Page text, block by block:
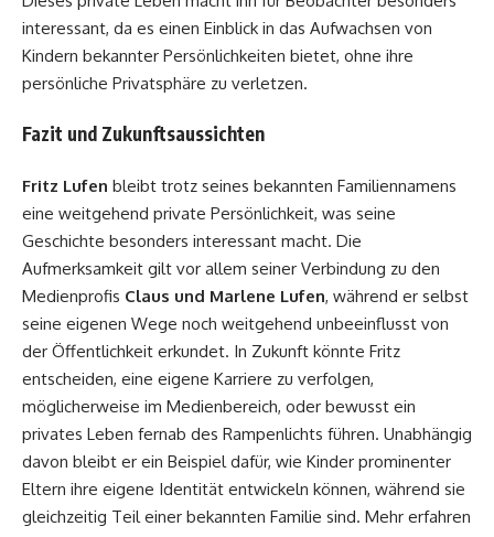
interessant, da es einen Einblick in das Aufwachsen von
Kindern bekannter Persönlichkeiten bietet, ohne ihre
persönliche Privatsphäre zu verletzen.
Fazit und Zukunftsaussichten
Fritz Lufen bleibt trotz seines bekannten Familiennamens
eine weitgehend private Persönlichkeit, was seine
Geschichte besonders interessant macht. Die
Aufmerksamkeit gilt vor allem seiner Verbindung zu den
Medienprofis Claus und Marlene Lufen, während er selbst
seine eigenen Wege noch weitgehend unbeeinflusst von
der Öffentlichkeit erkundet. In Zukunft könnte Fritz
entscheiden, eine eigene Karriere zu verfolgen,
möglicherweise im Medienbereich, oder bewusst ein
privates Leben fernab des Rampenlichts führen. Unabhängig
davon bleibt er ein Beispiel dafür, wie Kinder prominenter
Eltern ihre eigene Identität entwickeln können, während sie
gleichzeitig Teil einer bekannten Familie sind. Mehr erfahren